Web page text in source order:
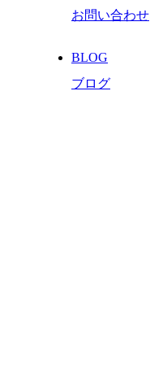
お問い合わせ
BLOG
ブログ